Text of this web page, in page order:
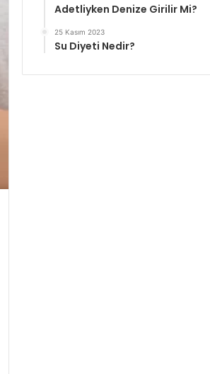
Adetliyken Denize Girilir Mi?
25 Kasım 2023
Su Diyeti Nedir?